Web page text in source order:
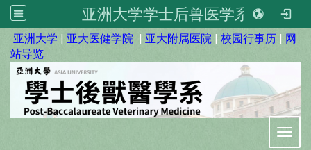
亚洲大学学士后兽医学系
亚洲大学 | 亚大医健学院 | 亚大附属医院 | 校园行事历 | 网
站导览